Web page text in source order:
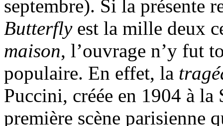
septembre). Si la présente
Butterfly est la mille deux
maison, l’ouvrage n’y fut
populaire. En effet, la
Puccini, créée en 1904 à
première scène parisienne